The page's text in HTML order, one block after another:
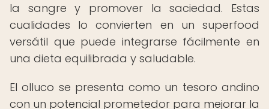
la sangre y promover la saciedad. Estas
cualidades lo convierten en un superfood
versátil que puede integrarse fácilmente en
una dieta equilibrada y saludable.
El olluco se presenta como un tesoro andino
con un potencial prometedor para mejorar la